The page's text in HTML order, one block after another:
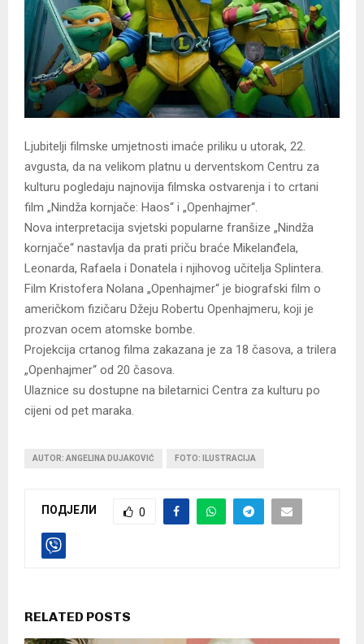
Ljubitelji filmske umjetnosti imaće priliku u utorak, 22.
avgusta, da na velikom platnu u derventskom Centru za
kulturu pogledaju najnovija filmska ostvarenja i to crtani
film „Nindža kornjače: Haos“ i „Openhajmer“.
Nova interpretacija svjetski popularne franšize „Nindža
kornjače“ nastavlja da prati priču braće Mikelanđela,
Leonarda, Rafaela i Donatela i njihovog učitelja Splintera.
Film Kristofera Nolana „Openhajmer“ je biografski film o
američkom fizičaru Džeju Robertu Openhajmeru, koji je
prozvan ocem atomske bombe.
Projekcija crtanog filma zakazana je za 18 časova, a trilera
„Openhajmer“ od 20 časova.
Ulaznice su dostupne na biletarnici Centra za kulturu po
cijeni od pet maraka.
AUTOR: ANGELINA DUJAKOVIĆ FOTO: ILUSTRACIJA
ПОДЈЕЛИ 0
RELATED POSTS